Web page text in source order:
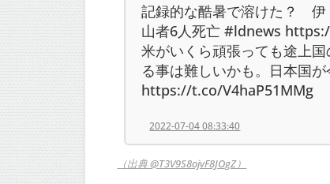
記録的な酷暑で溶けた？ 伊
山者6人死亡 #ldnews
米がいくら頑張っても途上
る事は難しいかも。日本国
https://t.co/V4haP51MMg
2022-07-04 08:33:40
（出典 @T3V9S8ojvF8JOgZ）